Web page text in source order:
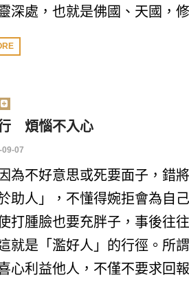
深處，也就是佛國、天國，
煩惱不入心
07
為不好意思或死要面子，錯
助人」，不懂得婉拒會為自
打腫臉也要充胖子，事後往
就是「濫好人」的行徑。所
心利益他人，不僅不要求回